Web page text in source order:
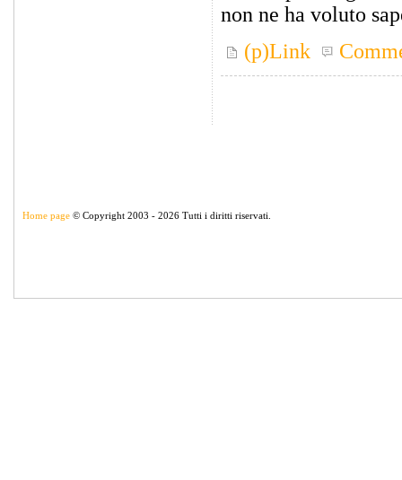
non ne ha voluto
(p)Link
Home page © Copyright 2003 - 2026 Tutti i diritti riservati.